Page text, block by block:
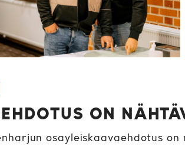
ON
osayleiskaavaehdotus